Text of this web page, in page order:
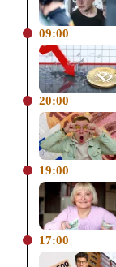
09:00
20:00
19:00
17:00